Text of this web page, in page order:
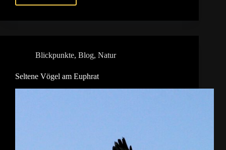
Blickpunkte, Blog, Natur
Seltene Vögel am Euphrat